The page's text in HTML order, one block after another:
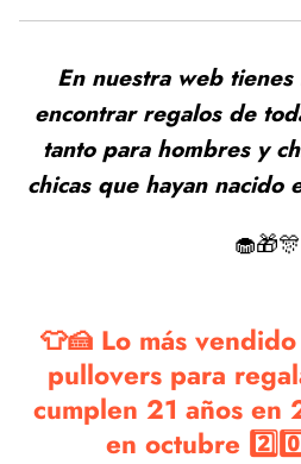
En nuestra web
encontrar regalos de
tanto para hombres y
chicas que hayan
🧁🎁🎊
👕🍰 Lo más
pullovers para
cumplen 21 años en
en octubre